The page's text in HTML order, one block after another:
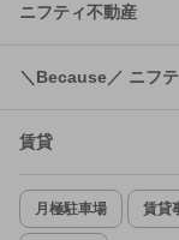
ニフティ不動産
＼Because／ ニフ
賃貸
月極駐車場 賃貸